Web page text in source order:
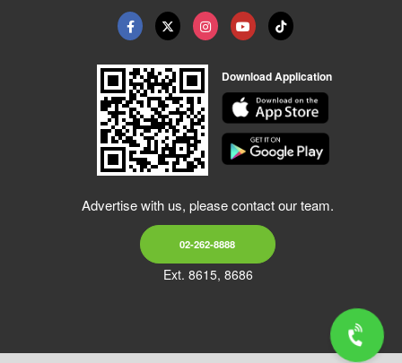
Download Application
Advertise with us, please contact our team.
02-262-8888
Ext. 8615, 8686